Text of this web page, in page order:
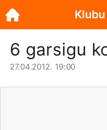
6 garsigu
27.04.2012. 19:00